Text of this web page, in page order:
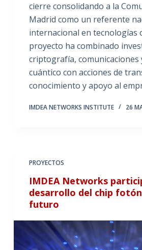
cierre consolidando a la
Madrid como un referente
internacional en tecnologías
proyecto ha combinado
criptografía, comunicaciones
cuántico con acciones de
conocimiento y apoyo al
IMDEA NETWORKS INSTITUTE 26
PROYECTOS
IMDEA Networks
desarrollo del chip
futuro